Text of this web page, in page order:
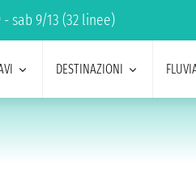
sab 9/13 (32 linee)
DESTINAZIONI